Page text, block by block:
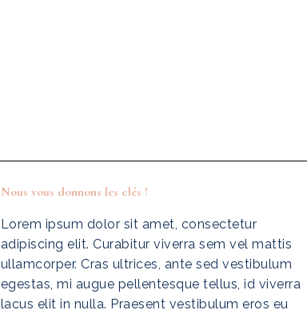
Nous vous donnons les clés !
Lorem ipsum dolor sit amet, consectetur
adipiscing elit. Curabitur viverra sem vel mattis
ullamcorper. Cras ultrices, ante sed vestibulum
egestas, mi augue pellentesque tellus, id viverra
lacus elit in nulla. Praesent vestibulum eros eu